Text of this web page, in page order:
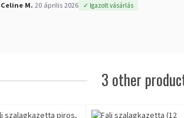
Celine M.·20 április 2026 ✓ Igazolt vásárlás
3 other